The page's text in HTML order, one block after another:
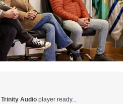
Trinity Audio player ready...